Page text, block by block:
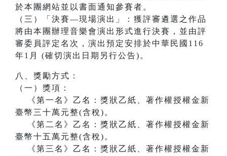
於本團網站並以書面通知參賽者。
（三）「決賽—現場演出」：獲評審遴選之作品
將由本團辦理音樂會演出形式進行決賽，並由評
審委員評定名次，演出預定安排於中華民國116
年1月 (確切演出日期另行公告)。
八、獎勵方式：
（一）獎項：
《第一名》乙名：獎狀乙紙、著作權授權金新
臺幣三十萬元整(含稅)。
《第二名》乙名：獎狀乙紙、著作權授權金新
臺幣十五萬元整(含稅)。
《第三名》乙名：獎狀乙紙、著作權授權金新